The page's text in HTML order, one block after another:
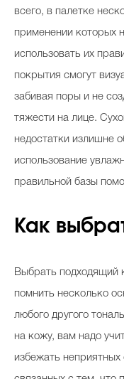
всего, в палетке
применении которых
использовать их
покрытия смогут
забивая поры и не
тяжести на лице.
недостатки излишне
использование
правильной базы
Как
Выбрать подходящий
помнить несколько
любого другого
на кожу, вам надо
избежать неприятных